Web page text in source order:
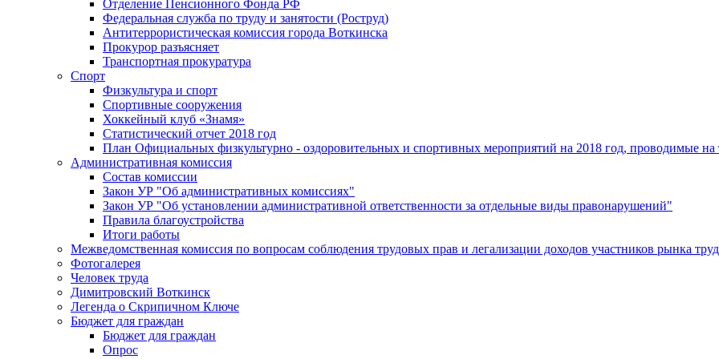
Отделение Пенсионного Фонда РФ
Федеральная служба по труду и занятости (Роструд)
Антитеррористическая комиссия города Воткинска
Прокурор разъясняет
Транспортная прокуратура
Спорт
Физкультура и спорт
Спортивные сооружения
Хоккейный клуб «Знамя»
Статистический отчет 2018 год
План Официальных физкультурно - оздоровительных и спортивных мероприятий на 2018 год, проводимые
Административная комиссия
Состав комиссии
Закон УР "Об административных комиссиях"
Закон УР "Об установлении административной ответственности за отдельные виды правонарушений"
Правила благоустройства
Итоги работы
Межведомственная комиссия по вопросам соблюдения трудовых прав и легализации доходов участников рынка
Фотогалерея
Человек труда
Димитровский Воткинск
Легенда о Скрипичном Ключе
Бюджет для граждан
Бюджет для граждан
Опрос